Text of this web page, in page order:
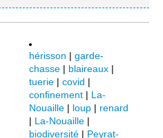
hérisson | garde-
chasse | blaireaux |
tuerie | covid |
confinement | La-
Nouaille | loup | renard
| La-Nouaille |
biodiversité | Peyrat-